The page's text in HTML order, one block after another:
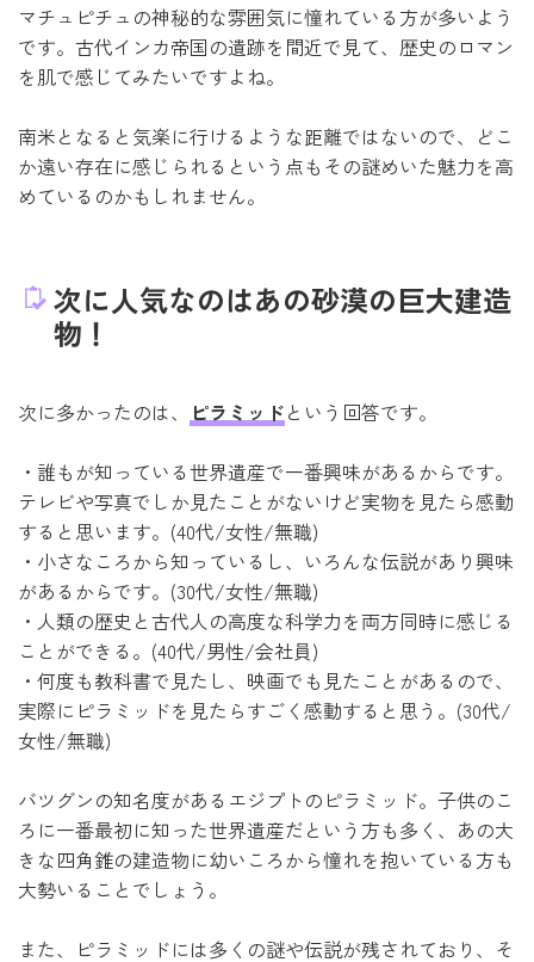
マチュピチュの神秘的な雰囲気に憧れている方が多いよう
です。古代インカ帝国の遺跡を間近で見て、歴史のロマン
を肌で感じてみたいですよね。
南米となると気楽に行けるような距離ではないので、どこ
か遠い存在に感じられるという点もその謎めいた魅力を高
めているのかもしれません。
次に人気なのはあの砂漠の巨大建造
物！
次に多かったのは、 ピラミッドという回答です。
・誰もが知っている世界遺産で一番興味があるからです。
テレビや写真でしか見たことがないけど実物を見たら感動
すると思います。(40代/女性/無職)
・小さなころから知っているし、いろんな伝説があり興味
があるからです。(30代/女性/無職)
・人類の歴史と古代人の高度な科学力を両方同時に感じる
ことができる。(40代/男性/会社員)
・何度も教科書で見たし、映画でも見たことがあるので、
実際にピラミッドを見たらすごく感動すると思う。(30代/
女性/無職)
バツグンの知名度があるエジプトのピラミッド。子供のこ
ろに一番最初に知った世界遺産だという方も多く、あの大
きな四角錐の建造物に幼いころから憧れを抱いている方も
大勢いることでしょう。
また、ピラミッドには多くの謎や伝説が残されており、そ